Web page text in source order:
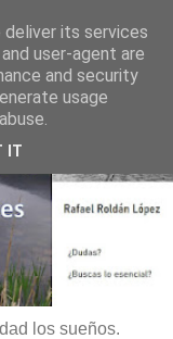
los sueños.
its services
user-agent are
and security
usage
IT